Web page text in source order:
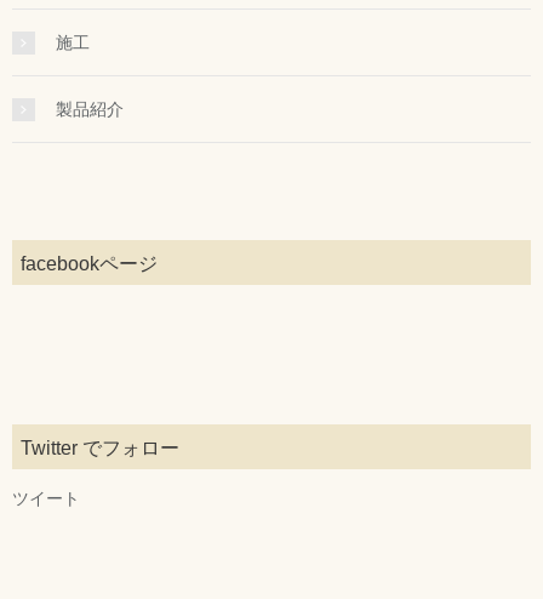
施工
製品紹介
facebookページ
Twitter でフォロー
ツイート